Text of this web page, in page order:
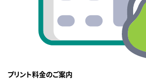
プリント料金のご案内